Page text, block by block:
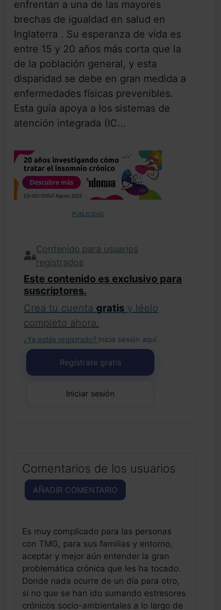
enfrentan a una de las mayores
brechas de igualdad en salud en
Inglaterra . Su esperanza de vida es
entre 15 y 20 años más corta que la
de la población general, y esta
disparidad se debe en gran medida a
enfermedades físicas prevenibles.
Esta guía apoya a los sistemas de
atención integrada (IC...
PUBLICIDAD
Contenido para usuarios
registrados
Este contenido es exclusivo para
suscriptores.
Crea tu cuenta gratis y léelo
completo ahora.
¿Ya estás registrado? Inicia sesión aquí .
Regístrate gratis
Iniciar sesión
Comentarios de los usuarios
AÑADIR COMENTARIO
Es muy complicado para las personas
con TMG, para sus familias y entorno,
aceptar y mejor aún entender la gran
problemática crónica que les ha tocado.
Donde nada ocurre de un día para otro,
si no que se han ido sumando estresores
crónicos socio-ambientales a lo largo de